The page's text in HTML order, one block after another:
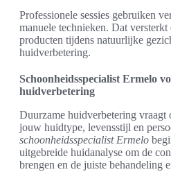
Professionele sessies gebruiken
manuele technieken. Dat
producten tijdens natuurlijke
huidverbetering.
Schoonheidsspecialist Ermelo
huidverbetering
Duurzame huidverbetering vraagt
jouw huidtype, levensstijl en
schoonheidsspecialist Ermelo
uitgebreide huidanalyse om de
brengen en de juiste behandeling